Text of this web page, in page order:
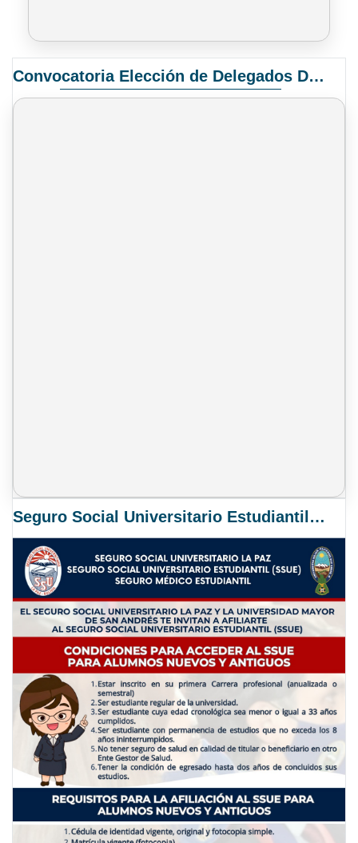
Convocatoria Elección de Delegados Docentes para el XIV Congreso Nacional de Universidades
Seguro Social Universitario Estudiantil SSUE